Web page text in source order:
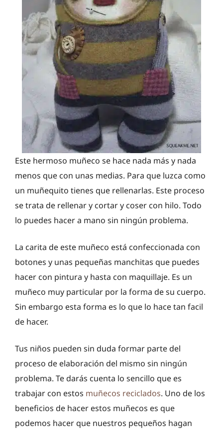
Este hermoso muñeco se hace nada más y nada
menos que con unas medias. Para que luzca como
un muñequito tienes que rellenarlas. Este proceso
se trata de rellenar y cortar y coser con hilo. Todo
lo puedes hacer a mano sin ningún problema.
La carita de este muñeco está confeccionada con
botones y unas pequeñas manchitas que puedes
hacer con pintura y hasta con maquillaje. Es un
muñeco muy particular por la forma de su cuerpo.
Sin embargo esta forma es lo que lo hace tan facil
de hacer.
Tus niños pueden sin duda formar parte del
proceso de elaboración del mismo sin ningún
problema. Te darás cuenta lo sencillo que es
trabajar con estos muñecos reciclados. Uno de los
beneficios de hacer estos muñecos es que
podemos hacer que nuestros pequeños hagan